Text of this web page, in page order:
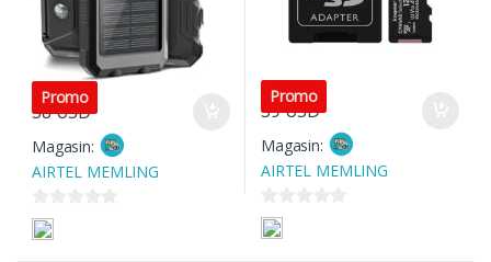
Promo
58USD
Magasin:
AIRTEL MEMLING
0
s
Promo
39USD
Magasin:
AIRTEL MEMLING
0
s